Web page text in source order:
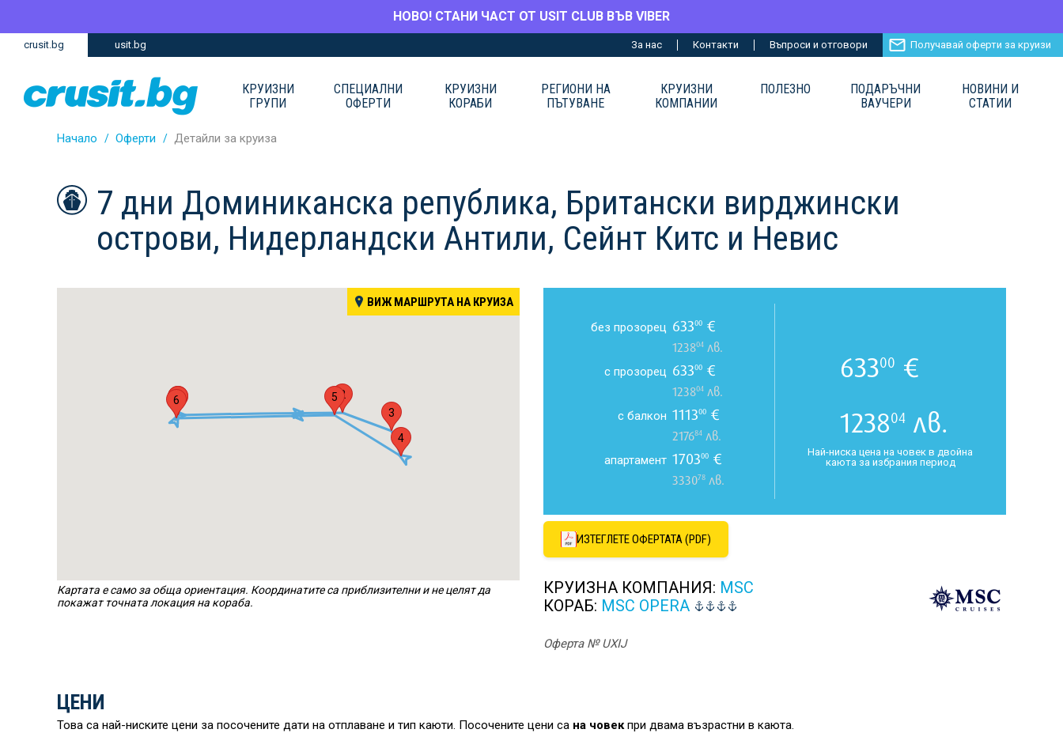
НОВО! СТАНИ ЧАСТ ОТ USIT CLUB ВЪВ VIBER
Премини
съдържание
Премини
crusit.bg usit.bg За нас Контакти Въпроси и отговори Получавай оферти за круизи
КРУИЗНИ
ГРУПИ
СПЕЦИАЛНИ
ОФЕРТИ
КРУИЗНИ
КОРАБИ
РЕГИОНИ НА
ПЪТУВАНЕ
КРУИЗНИ
КОМПАНИИ
ПОЛЕЗНО
ПОДАРЪЧНИ
ВАУЧЕРИ
НОВИНИ И
СТАТИИ
Начало Оферти Детайли за круиза
7 дни Доминиканска република, Британски вирджински
острови, Нидерландски Антили, Сейнт Китс и Невис
1
2
3
4
5
6
7
ВИЖ МАРШРУТА НА КРУИЗА
Картата е само за обща ориентация. Координатите са приблизителни и не целят да
покажат точната локация на кораба.
без прозорец 63300 €
123804 лв.
с прозорец 63300 €
123804 лв.
с балкон 111300 €
217684 лв.
апартамент 170300 €
333078 лв.
63300 €
123804 лв.
Най-ниска цена на човек в двойна
каюта за избрания период
ИЗТЕГЛЕТЕ ОФЕРТАТА (PDF)
КРУИЗНА КОМПАНИЯ: MSC
КОРАБ: MSC OPERA
Оферта № UXIJ
ЦЕНИ
Това са най-ниските цени за посочените дати на отплаване и тип каюти. Посочените цени са на човекпри двама възрастни в каюта.